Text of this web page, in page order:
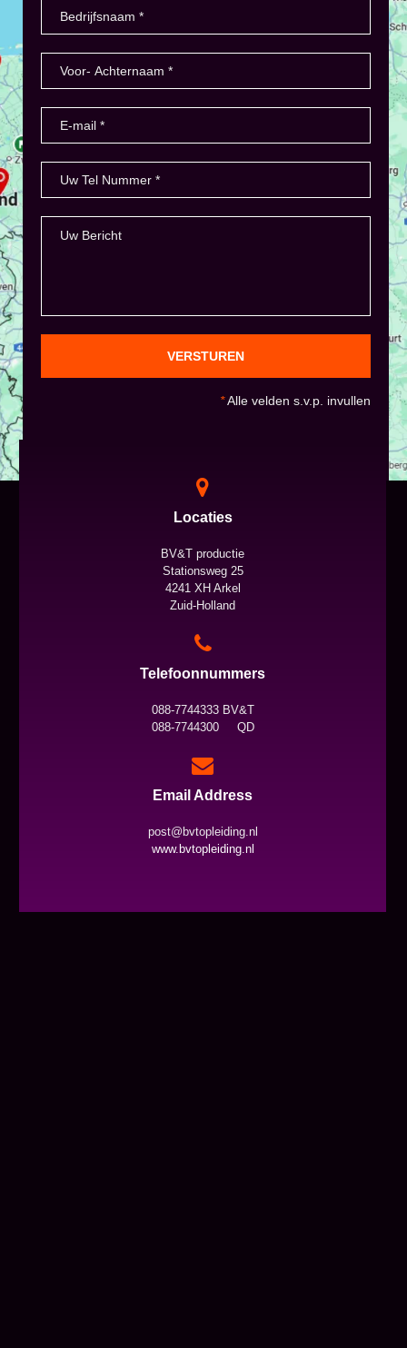
VERSTUREN
*Alle velden s.v.p. invullen
Locaties
BV&T productie
Stationsweg 25
4241 XH Arkel
Zuid-Holland
Telefoonnummers
088-7744333 BV&T
088-7744300 QD
Email Address
post@bvtopleiding.nl
www.bvtopleiding.nl